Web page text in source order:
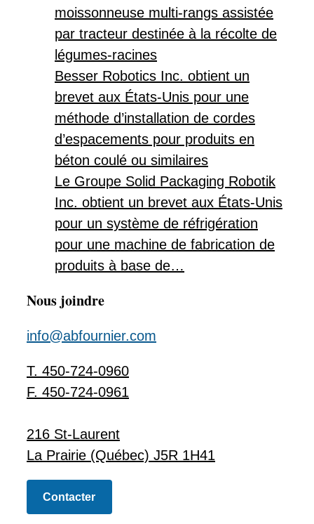
moissonneuse multi-rangs assistée
par tracteur destinée à la récolte de
légumes-racines
Besser Robotics Inc. obtient un
brevet aux États-Unis pour une
méthode d’installation de cordes
d’espacements pour produits en
béton coulé ou similaires
Le Groupe Solid Packaging Robotik
Inc. obtient un brevet aux États-Unis
pour un système de réfrigération
pour une machine de fabrication de
produits à base de…
Nous joindre
info@abfournier.com
T. 450-724-0960
F. 450-724-0961
216 St-Laurent
La Prairie (Québec) J5R 1H41
Contacter